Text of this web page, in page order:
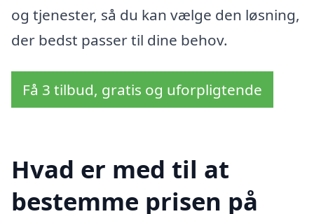
og tjenester, så du kan vælge den løsning,
der bedst passer til dine behov.
Få 3 tilbud, gratis og uforpligtende
Hvad er med til at
bestemme prisen på